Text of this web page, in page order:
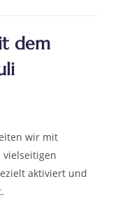
dem
wir mit
vielseitigen
aktiviert und